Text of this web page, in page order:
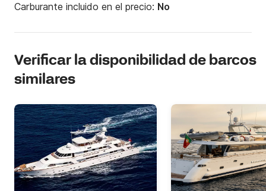
Carburante incluido en el precio: No
Verificar la disponibilidad de barcos
similares